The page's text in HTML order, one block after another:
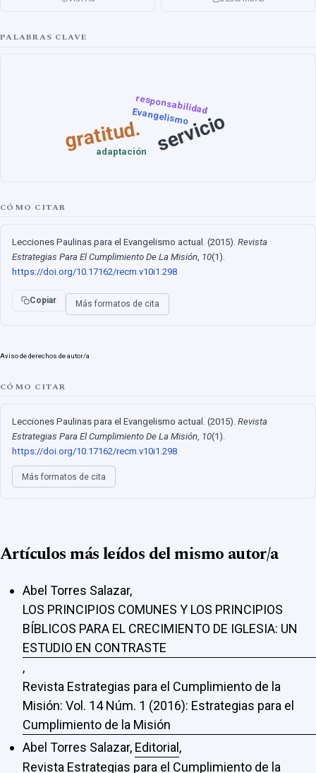
PALABRAS CLAVE
servicio
gratitud.
Evangelismo
adaptación
responsabilidad
CÓMO CITAR
Lecciones Paulinas para el Evangelismo actual. (2015). Revista
Estrategias Para El Cumplimiento De La Misión, 10(1).
https://doi.org/10.17162/recm.v10i1.298
Copiar Más formatos de cita
Aviso de derechos de autor/a
CÓMO CITAR
Lecciones Paulinas para el Evangelismo actual. (2015). Revista
Estrategias Para El Cumplimiento De La Misión, 10(1).
https://doi.org/10.17162/recm.v10i1.298
Más formatos de cita
Artículos más leídos del mismo autor/a
Abel Torres Salazar,
LOS PRINCIPIOS COMUNES Y LOS PRINCIPIOS
BÍBLICOS PARA EL CRECIMIENTO DE IGLESIA: UN
ESTUDIO EN CONTRASTE
,
Revista Estrategias para el Cumplimiento de la
Misión: Vol. 14 Núm. 1 (2016): Estrategias para el
Cumplimiento de la Misión
Abel Torres Salazar, Editorial ,
Revista Estrategias para el Cumplimiento de la